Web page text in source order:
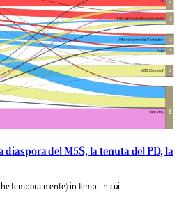
del M5S, la tenuta del PD, la
temporalmente) in tempi in cui il…